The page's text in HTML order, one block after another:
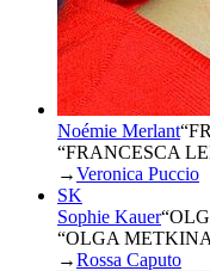
Noémie Merlant“
“FRANCESCA
→Veronica Puccio
SK
Sophie Kauer“
“OLGA
→Rossa Caputo